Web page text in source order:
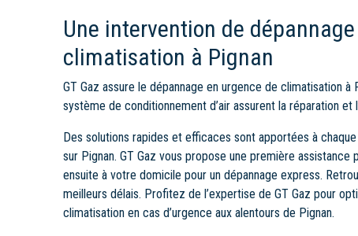
Une intervention de
climatisation à Pignan
GT Gaz assure le dépannage en urgence de climatisation
système de conditionnement d’air assurent la réparation et
Des solutions rapides et efficaces sont apportées à
sur Pignan. GT Gaz vous propose une première assistance
ensuite à votre domicile pour un dépannage express.
meilleurs délais. Profitez de l’expertise de GT Gaz pour
climatisation en cas d’urgence aux alentours de Pignan.